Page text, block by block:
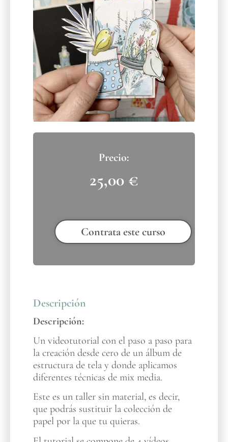
25,00 €
Contrata este curso
Descripción
Descripción:
Un videotutorial con el paso a paso para
la creación desde cero de un álbum de
estructura de tela y donde aplicamos
diferentes técnicas de mix media.
Este es un taller sin material, es decir,
que podrás sustituir la colección de
papel por la que tu quieras.